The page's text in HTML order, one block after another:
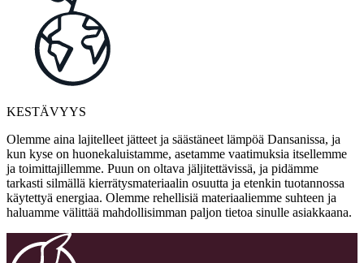
KESTÄVYYS
Olemme aina lajitelleet jätteet ja säästäneet lämpöä Dansanissa, ja
kun kyse on huonekaluistamme, asetamme vaatimuksia itsellemme
ja toimittajillemme. Puun on oltava jäljitettävissä, ja pidämme
tarkasti silmällä kierrätysmateriaalin osuutta ja etenkin tuotannossa
käytettyä energiaa. Olemme rehellisiä materiaaliemme suhteen ja
haluamme välittää mahdollisimman paljon tietoa sinulle asiakkaana.